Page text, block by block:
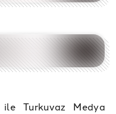
ile Turkuvaz Medya